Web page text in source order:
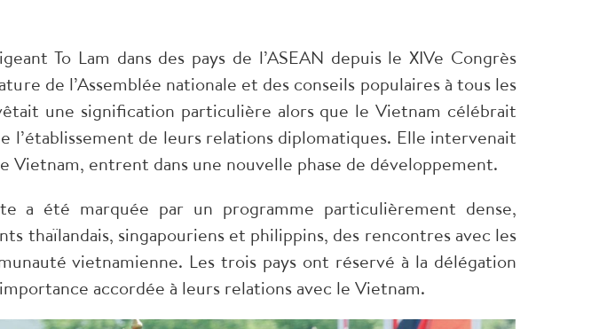
To Lam dans des pays de l’ASEAN depuis le XIVe Congrès
de l’Assemblée nationale et des conseils populaires à tous les
une signification particulière alors que le Vietnam célébrait
l’établissement de leurs relations diplomatiques. Elle intervenait
entrent dans une nouvelle phase de développement.
a été marquée par un programme particulièrement dense,
thaïlandais, singapouriens et philippins, des rencontres avec les
vietnamienne. Les trois pays ont réservé à la délégation
accordée à leurs relations avec le Vietnam.